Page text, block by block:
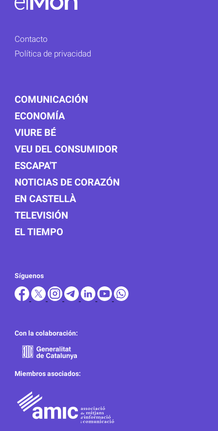
Contacto
Política de privacidad
COMUNICACIÓN
ECONOMÍA
VIURE BÉ
VEU DEL CONSUMIDOR
ESCAPA'T
NOTICIAS DE CORAZÓN
EN CASTELLÀ
TELEVISIÓN
EL TIEMPO
Síguenos
Con la colaboración:
Miembros asociados: